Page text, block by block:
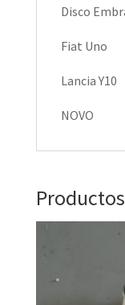
Disco
Fiat Uno
Lancia Y10
NOVO